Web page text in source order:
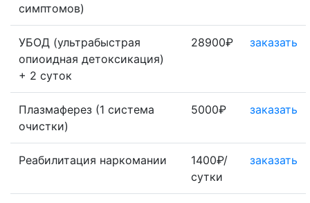
симптомов)
УБОД (ультрабыстрая
опиоидная детоксикация)
+ 2 суток
28900₽ заказать
Плазмаферез (1 система
очистки)
5000₽ заказать
Реабилитация наркомании
1400₽/
сутки
заказать